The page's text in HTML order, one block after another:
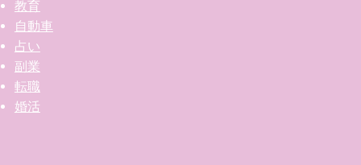
教育
自動車
占い
副業
転職
婚活